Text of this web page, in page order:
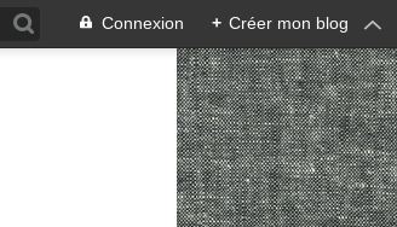
Connexion + Créer mon blog